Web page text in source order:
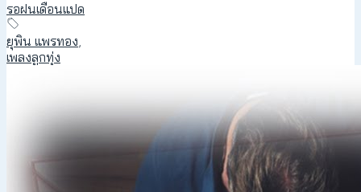
รอฝนเดือนแปด
ยุพิน แพรทอง,
เพลงลูกทุ่ง